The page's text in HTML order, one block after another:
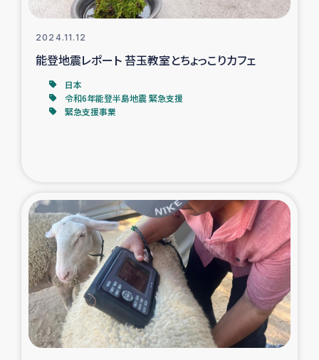
トルコにおけるシリア難民支援事業
インドネシア中部 スラウェシの地震・津波被災者支援
スリランカ ムライティブ県帰還民の生活再建支援
スリランカ南部洪水被災者支援
スリランカの南北女性をつなぐサリー・リサイクル・プロ
ジェクト
復興支援事業
民際教育事業
2024.11.12
能登地震レポート 苔玉教室とちょっこりカフェ
日本
令和6年能登半島地震 緊急支援
緊急支援事業